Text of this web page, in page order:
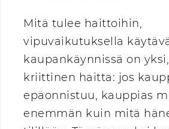
Mitä tulee haittoihin,
vipuvaikutuksella
kaupankäynnissä on
kriittinen haitta: jos
epäonnistuu, kauppias
enemmän kuin mitä